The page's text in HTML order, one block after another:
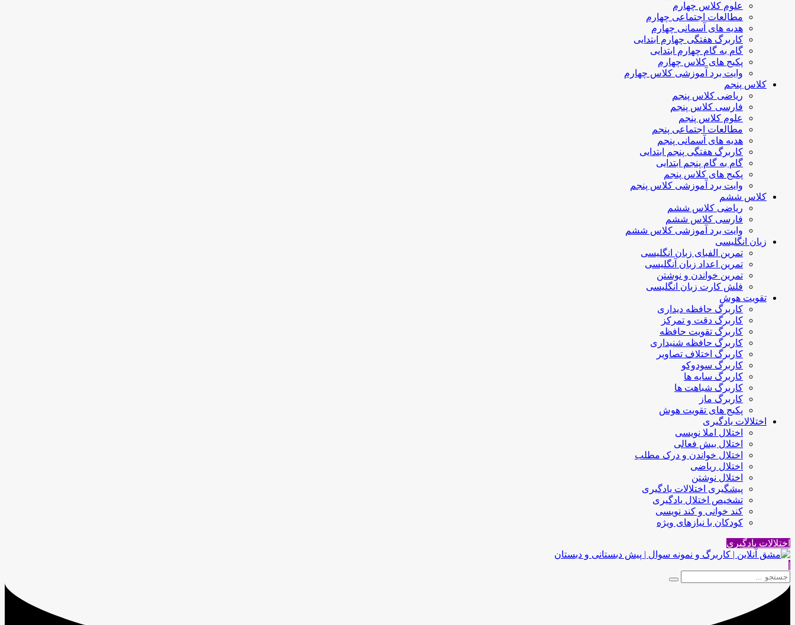
علوم کلاس چهارم
مطالعات اجتماعی چهارم
هدیه های آسمانی چهارم
کاربرگ هفتگی چهارم ابتدایی
گام به گام چهارم ابتدایی
پکیج های کلاس چهارم
وایت برد آموزشی کلاس چهارم
کلاس پنجم
ریاضی کلاس پنجم
فارسی کلاس پنجم
علوم کلاس پنجم
مطالعات اجتماعی پنجم
هدیه های آسمانی پنجم
کاربرگ هفتگی پنجم ابتدایی
گام به گام پنجم ابتدایی
پکیج های کلاس پنجم
وایت برد آموزشی کلاس پنجم
کلاس ششم
ریاضی کلاس ششم
فارسی کلاس ششم
وایت برد آموزشی کلاس ششم
زبان انگلیسی
تمرین الفبای زبان انگلیسی
تمرین اعداد زبان آنگلیسی
تمرین خواندن و نوشتن
فلش کارت زبان انگلیسی
تقویت هوش
کاربرگ حافظه دیداری
کاربرگ دقت و تمرکز
کاربرگ تقویت حافظه
کاربرگ حافظه شنیداری
کاربرگ اختلاف تصاویر
کاربرگ سودوکو
کاربرگ سایه ها
کاربرگ شباهت ها
کاربرگ ماز
پکیج های تقویت هوش
اختلالات یادگیری
اختلال املا نویسی
اختلال بیش فعالی
اختلال خواندن و درک مطلب
اختلال ریاضی
اختلال نوشتن
پیشگیری اختلالات یادگیری
تشخیص اختلال یادگیری
کند خوانی و کند نویسی
کودکان با نیازهای ویژه
اختلالات یادگیری
|